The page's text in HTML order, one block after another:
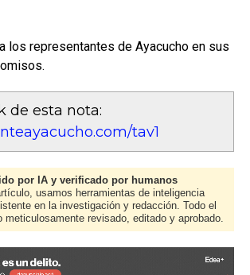
a los representantes de Ayacucho en sus
de esta nota:
tav1
por IA y verificado por humanos
usamos herramientas de inteligencia
en la investigación y redacción. Todo el
meticulosamente revisado, editado y aprobado.